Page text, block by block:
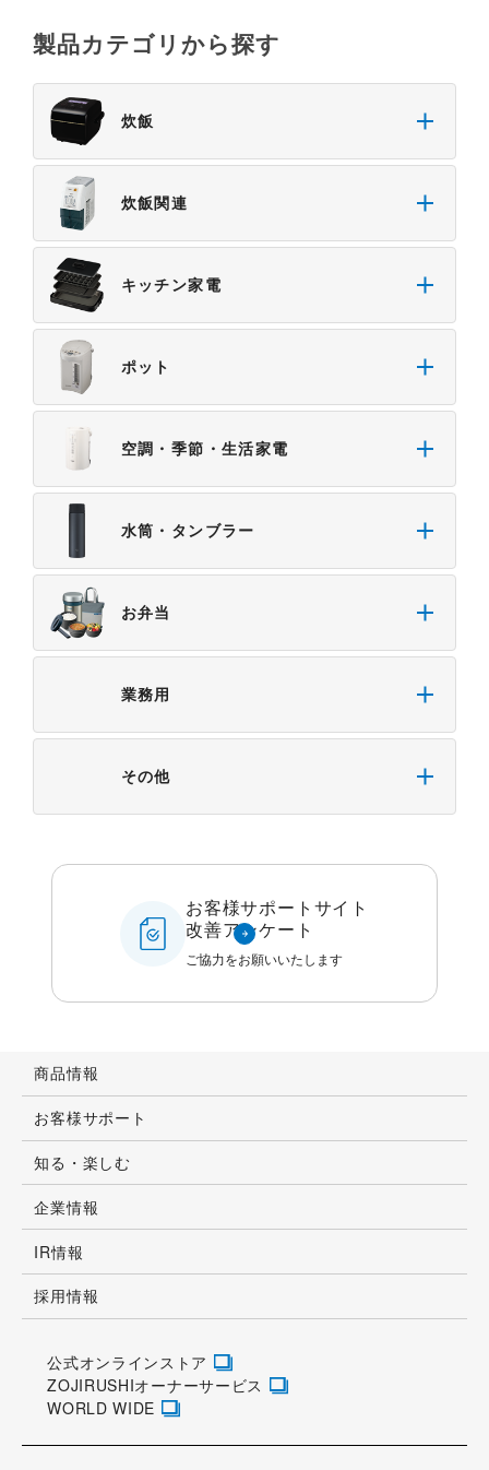
４．本サービスに係わる損害の免責
本サイトに情報を掲載する際には、細心の注意を払
っておりますが、以下の点について、弊社は何ら保
証せず、また責任を負うものではありません。あら
かじめご了承ください。
・掲載された情報が全て正確であり、有用であり、
安全であること。
・掲載された情報が常に最新のものであること。
・本サイトをご利用になったこと、またはご利用に
なれなかったことにより生じる一切の損害。
・予告なしにサーバーの停止、本サービスの変更ま
たは提供の中止・中断を行うこと。また、それによ
って生じる一切の損害。
製品カテゴリから探す
炊飯
炊飯関連
キッチン家電
ポット
空調・季節・生活家電
水筒・タンブラー
お弁当
業務用
その他
お客様サポートサイト
改善アンケート
ご協力をお願いいたします
商品情報
お客様サポート
知る・楽しむ
企業情報
IR情報
採用情報
公式オンラインストア
ZOJIRUSHIオーナーサービス
WORLD WIDE